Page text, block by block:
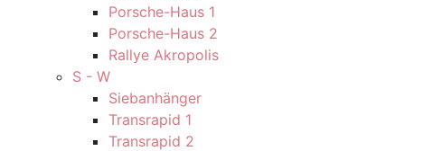
Porsche-Haus 1
Porsche-Haus 2
Rallye Akropolis
S - W
Siebanhänger
Transrapid 1
Transrapid 2